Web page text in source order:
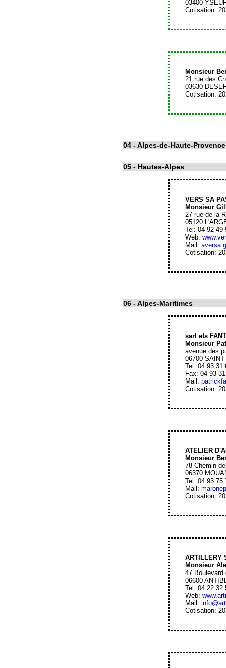
03400
Cotisation:
Monsieur
21 rue des
03630
Cotisation:
04 - Alpes-de-Haute-Provence
05 - Hautes-Alpes
VERS SA
Monsieur
27 rue de la
05120
Tel: 04 92 49
Web:
Mail:
Cotisation:
06 - Alpes-Maritimes
sarl ets
Monsieur
avenue des
06700
Tel: 04 93 31
Fax: 04 93
Mail:
Cotisation:
ATELIER
Monsieur
78 Chemin
06370
Tel: 04 93 75
Mail:
Cotisation:
ARTILLERY
Monsieur
47 Boulevard
06600
Tel: 04 22 32
Web:
Mail:
Cotisation: